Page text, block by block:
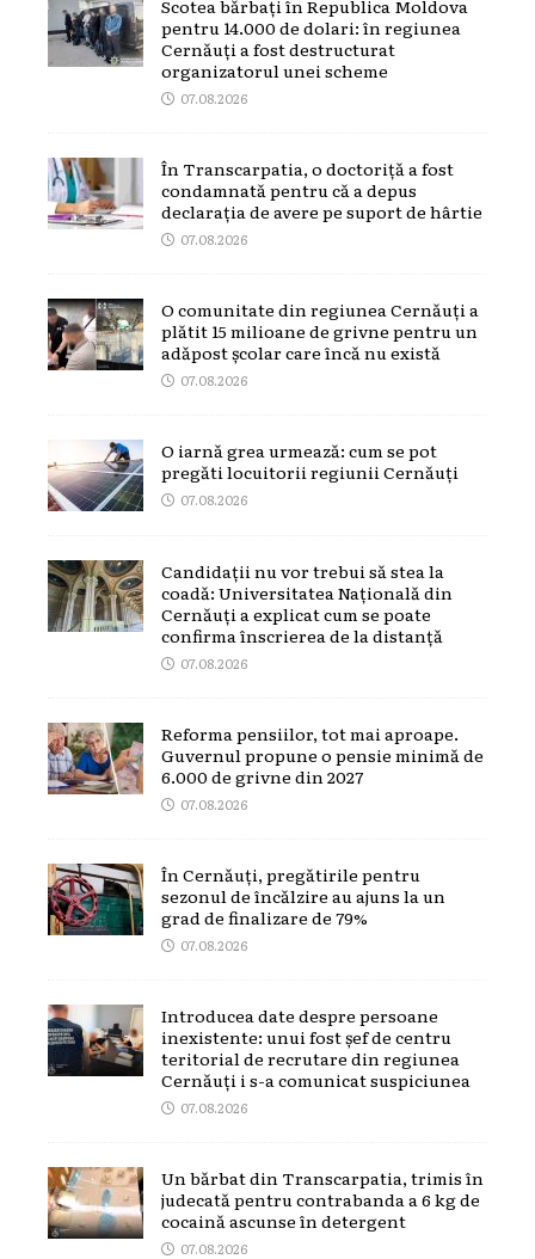
Scotea bărbați în Republica Moldova
pentru 14.000 de dolari: în regiunea
Cernăuți a fost destructurat
organizatorul unei scheme
07.08.2026
În Transcarpatia, o doctoriță a fost
condamnată pentru că a depus
declarația de avere pe suport de hârtie
07.08.2026
O comunitate din regiunea Cernăuți a
plătit 15 milioane de grivne pentru un
adăpost școlar care încă nu există
07.08.2026
O iarnă grea urmează: cum se pot
pregăti locuitorii regiunii Cernăuți
07.08.2026
Candidații nu vor trebui să stea la
coadă: Universitatea Națională din
Cernăuți a explicat cum se poate
confirma înscrierea de la distanță
07.08.2026
Reforma pensiilor, tot mai aproape.
Guvernul propune o pensie minimă de
6.000 de grivne din 2027
07.08.2026
În Cernăuți, pregătirile pentru
sezonul de încălzire au ajuns la un
grad de finalizare de 79%
07.08.2026
Introducea date despre persoane
inexistente: unui fost șef de centru
teritorial de recrutare din regiunea
Cernăuți i s-a comunicat suspiciunea
07.08.2026
Un bărbat din Transcarpatia, trimis în
judecată pentru contrabanda a 6 kg de
cocaină ascunse în detergent
07.08.2026